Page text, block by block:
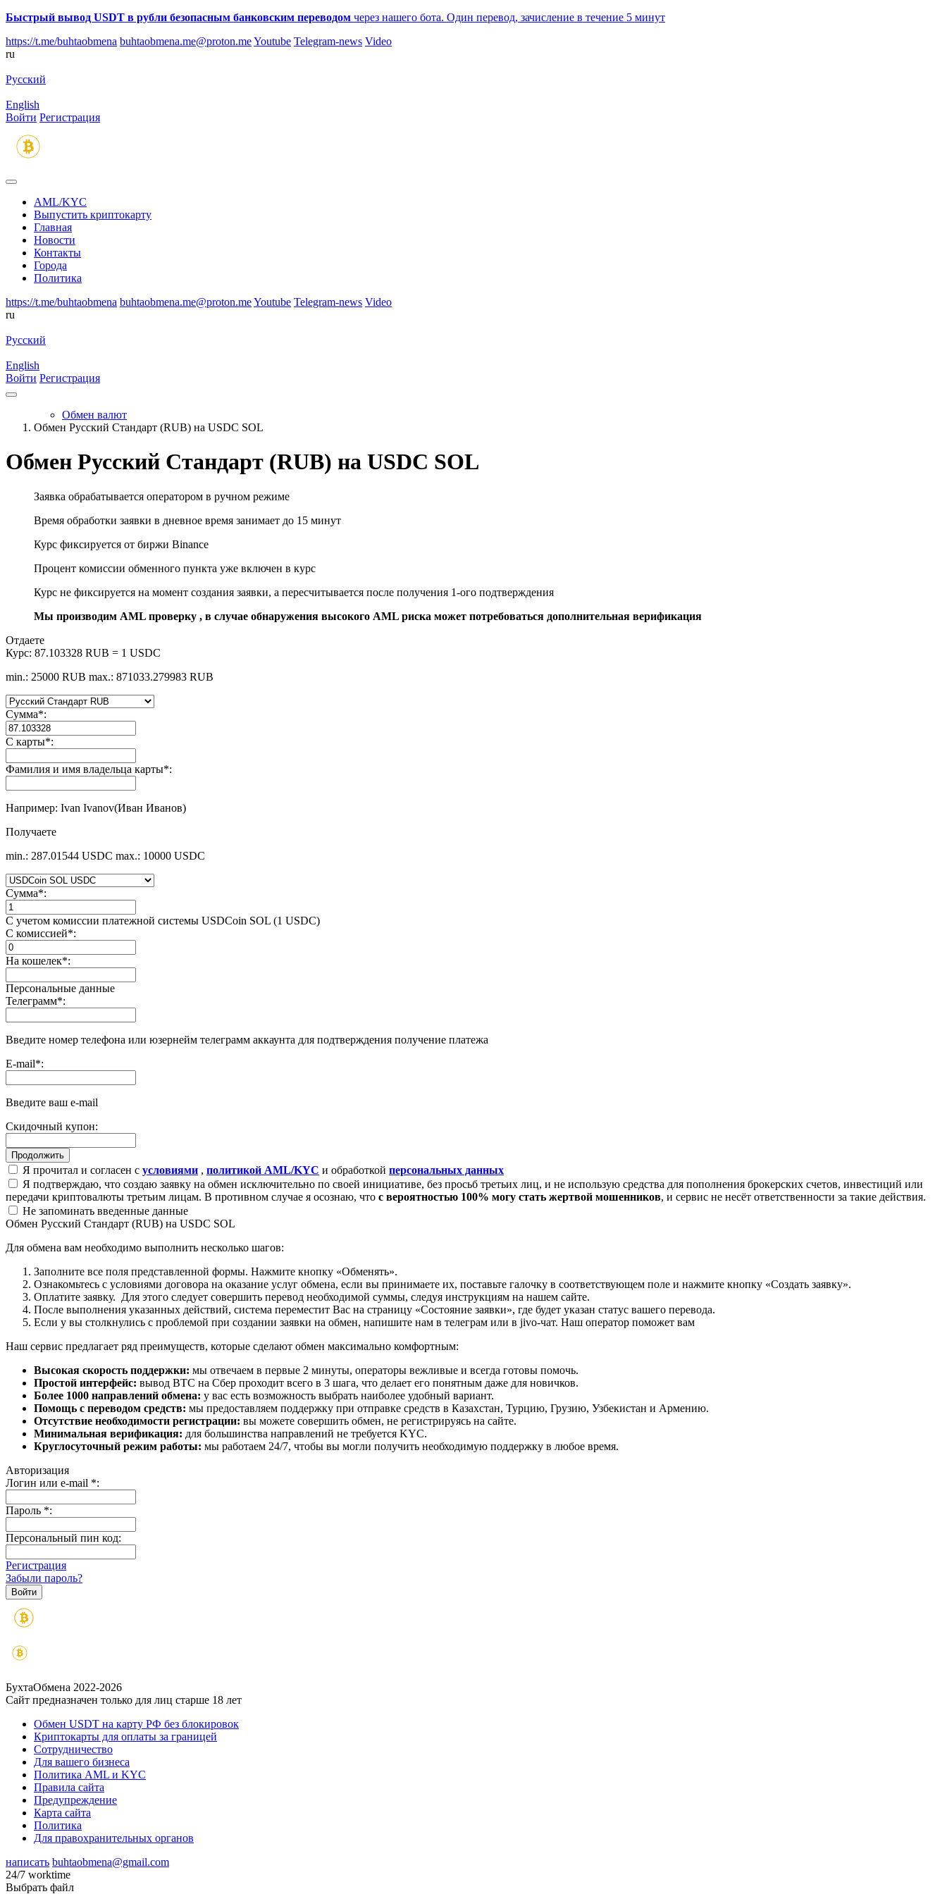
Быстрый вывод USDT в рубли безопасным банковским переводом через нашего бота. Один перевод, зачисление в течение 5 минут
https://t.me/buhtaobmena buhtaobmena.me@proton.meYoutube Telegram-news Video
ru
Русский
English
Войти Регистрация
AML/KYC
Выпустить криптокарту
Главная
Новости
Контакты
Города
Политика
https://t.me/buhtaobmena buhtaobmena.me@proton.meYoutube Telegram-news Video
ru
Русский
English
Войти Регистрация
Обмен валют
Обмен Русский Стандарт (RUB) на USDC SOL
Обмен Русский Стандарт (RUB) на USDC SOL
Заявка обрабатывается оператором в ручном режиме
Время обработки заявки в дневное время занимает до 15 минут
Курс фиксируется от биржи Binance
Процент комиссии обменного пункта уже включен в курс
Курс не фиксируется на момент создания заявки, а пересчитывается после получения 1-ого подтверждения
Мы производим AML проверку , в случае обнаружения высокого AML риска может потребоваться дополнительная верификация
Отдаете
Курс: 87.103328 RUB = 1 USDC
min.: 25000 RUB max.: 871033.279983 RUB
Сумма*:
С карты*:
Фамилия и имя владельца карты*:
Например: Ivan Ivanov(Иван Иванов)
Получаете
min.: 287.01544 USDC max.: 10000 USDC
Сумма*:
С учетом комиссии платежной системы USDCoin SOL (1 USDC)
С комиссией*:
На кошелек*:
Персональные данные
Телеграмм*:
Введите номер телефона или юзернейм телеграмм аккаунта для подтверждения получение платежа
E-mail*:
Введите ваш e-mail
Скидочный купон:
Я прочитал и согласен с условиями , политикой AML/KYC и обработкой персональных данных
Я подтверждаю, что создаю заявку на обмен исключительно по своей инициативе, без просьб третьих лиц, и не использую средства для пополнения брокерских счетов, инвестиций или
передачи криптовалюты третьим лицам. В противном случае я осознаю, что с вероятностью 100% могу стать жертвой мошенников, и сервис не несёт ответственности за такие действия.
Не запоминать введенные данные
Обмен Русский Стандарт (RUB) на USDC SOL
Для обмена вам необходимо выполнить несколько шагов:
Заполните все поля представленной формы. Нажмите кнопку «Обменять».
Ознакомьтесь с условиями договора на оказание услуг обмена, если вы принимаете их, поставьте галочку в соответствующем поле и нажмите кнопку «Создать заявку».
Оплатите заявку. Для этого следует совершить перевод необходимой суммы, следуя инструкциям на нашем сайте.
После выполнения указанных действий, система переместит Вас на страницу «Состояние заявки», где будет указан статус вашего перевода.
Если у вы столкнулись с проблемой при создании заявки на обмен, напишите нам в телеграм или в jivo-чат. Наш оператор поможет вам
Наш сервис предлагает ряд преимуществ, которые сделают обмен максимально комфортным:
Высокая скорость поддержки: мы отвечаем в первые 2 минуты, операторы вежливые и всегда готовы помочь.
Простой интерфейс: вывод BTC на Сбер проходит всего в 3 шага, что делает его понятным даже для новичков.
Более 1000 направлений обмена: у вас есть возможность выбрать наиболее удобный вариант.
Помощь с переводом средств: мы предоставляем поддержку при отправке средств в Казахстан, Турцию, Грузию, Узбекистан и Армению.
Отсутствие необходимости регистрации: вы можете совершить обмен, не регистрируясь на сайте.
Минимальная верификация: для большинства направлений не требуется KYC.
Круглосуточный режим работы: мы работаем 24/7, чтобы вы могли получить необходимую поддержку в любое время.
Авторизация
Логин или e-mail *:
Пароль *:
Персональный пин код:
Регистрация
Забыли пароль?
БухтаОбмена 2022-2026
Сайт предназначен только для лиц старше 18 лет
Обмен USDT на карту РФ без блокировок
Криптокарты для оплаты за границей
Сотрудничество
Для вашего бизнеса
Политика AML и KYC
Правила сайта
Предупреждение
Карта сайта
Политика
Для правохранительных органов
написать buhtaobmena@gmail.com
24/7 worktime
Выбрать файл